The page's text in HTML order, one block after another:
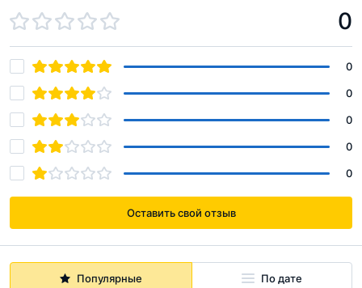
Оставить свой отзыв
Популярные По дате
0
0
0
0
0
0